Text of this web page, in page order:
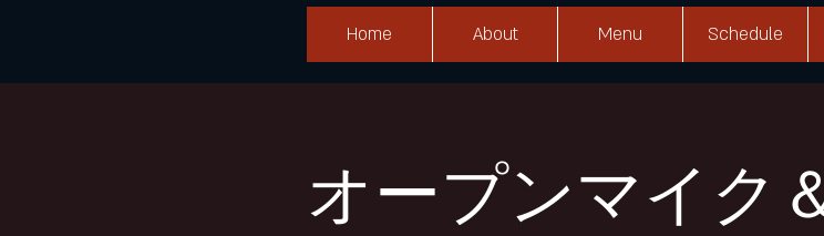
Home About Menu Schedule
オープンマイク